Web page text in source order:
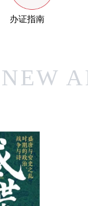
办证指南
NEW